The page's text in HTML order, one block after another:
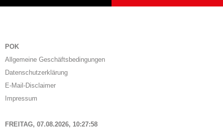
POK
Allgemeine Geschäftsbedingungen
Datenschutzerklärung
E-Mail-Disclaimer
Impressum
FREITAG, 07.08.2026, 10:27:59